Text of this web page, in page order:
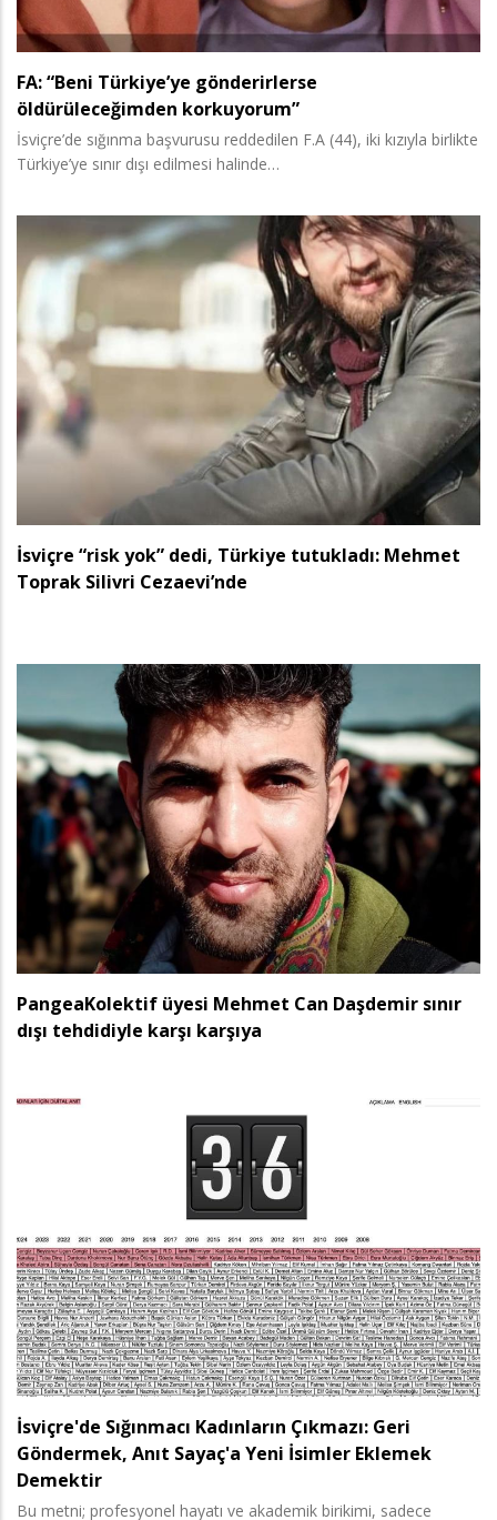
FA: “Beni Türkiye’ye gönderirlerse
öldürüleceğimden korkuyorum”
İsviçre’de sığınma başvurusu reddedilen F.A (44), iki kızıyla birlikte
Türkiye’ye sınır dışı edilmesi halinde…
İsviçre “risk yok” dedi, Türkiye tutukladı: Mehmet
Toprak Silivri Cezaevi’nde
PangeaKolektif üyesi Mehmet Can Daşdemir sınır
dışı tehdidiyle karşı karşıya
İsviçre'de Sığınmacı Kadınların Çıkmazı: Geri
Göndermek, Anıt Sayaç'a Yeni İsimler Eklemek
Demektir
Bu metni; profesyonel hayatı ve akademik birikimi, sadece